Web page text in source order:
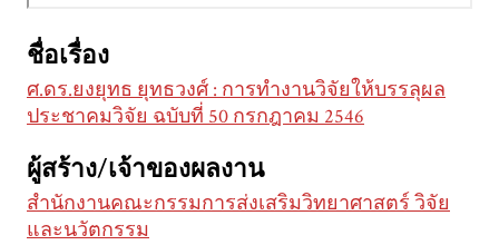
ชื่อเรื่อง
ศ.ดร.ยงยุทธ ยุทธวงศ์ : การทำงานวิจัยให้บรรลุผล
ประชาคมวิจัย ฉบับที่ 50 กรกฎาคม 2546
ผู้สร้าง/เจ้าของผลงาน
สำนักงานคณะกรรมการส่งเสริมวิทยาศาสตร์ วิจัย
และนวัตกรรม